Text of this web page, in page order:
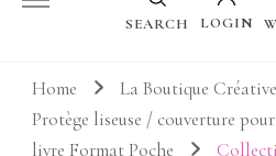
SEARCH LOGIN
Votre
Home La Boutique Créative
Protège liseuse / couverture
livre Format Poche